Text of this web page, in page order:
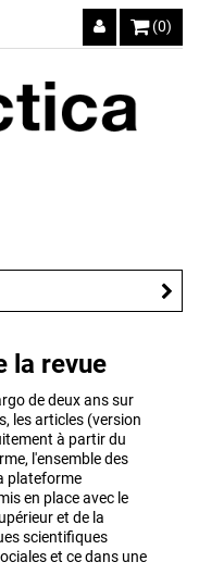
(0)
la revue
de deux ans sur
les articles (version
à partir du
l'ensemble des
plateforme
en place avec le
et de la
scientifiques
et ce dans une